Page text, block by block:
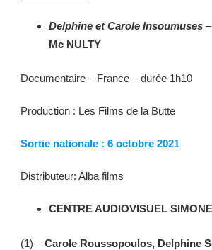
Delphine et Carole Insoumuses –
Mc NULTY
Documentaire – France – durée 1h10
Production : Les Films de la Butte
Sortie nationale : 6 octobre 2021
Distributeur: Alba films
CENTRE AUDIOVISUEL
(1) –Carole Roussopoulos, Delphine